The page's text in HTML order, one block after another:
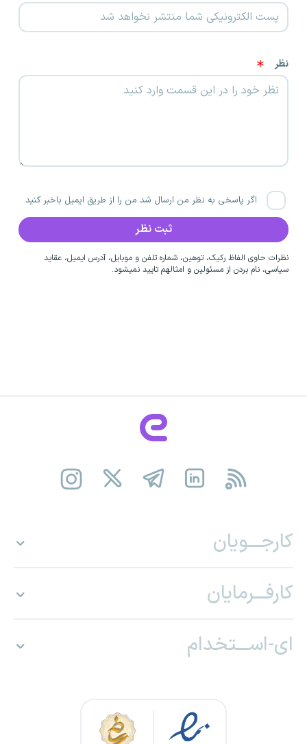
نظر
اگر پاسخی به نظر من ارسال شد من را از طریق ایمیل باخبر کنید
نظرات حاوی الفاظ رکیک، توهین، شماره تلفن و موبایل، آدرس ایمیل، عقاید
سیاسی، نام بردن از مسئولین و امثالهم تایید نمیشود.
کارجـــویان
کارفـــرمایان
ای-اســـتخدام